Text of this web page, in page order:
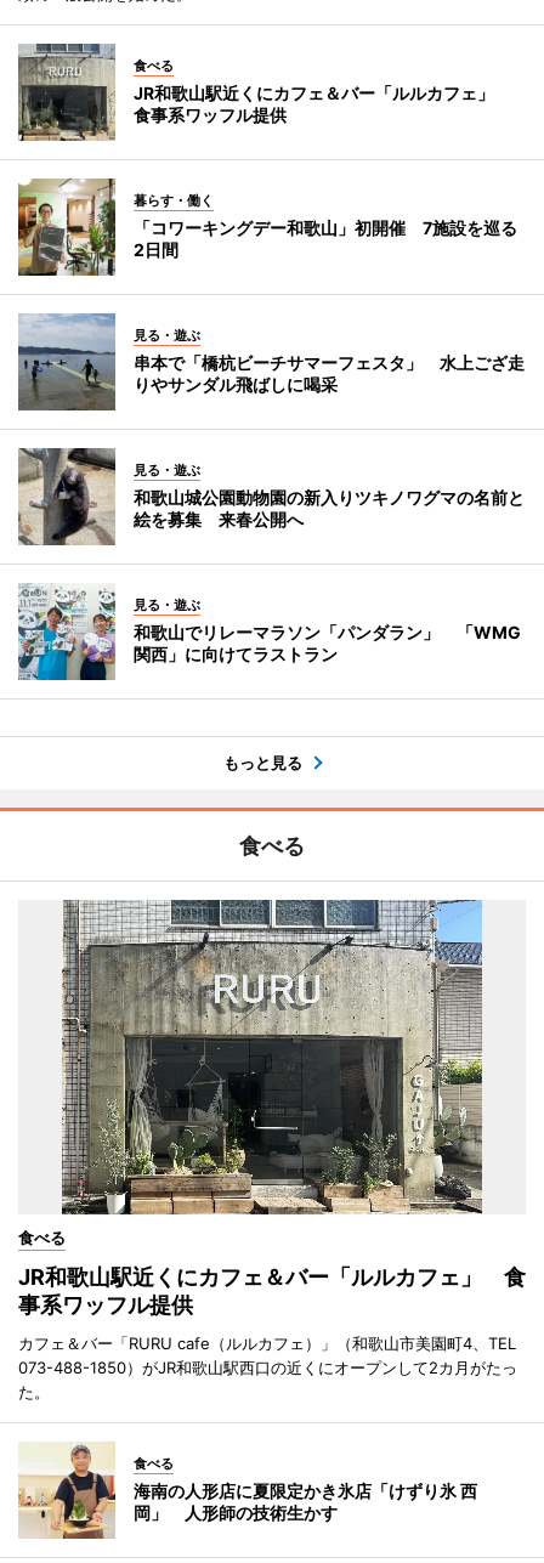
食べる
JR和歌山駅近くにカフェ＆バー「ルルカフェ」
食事系ワッフル提供
暮らす・働く
「コワーキングデー和歌山」初開催 7施設を巡る
2日間
見る・遊ぶ
串本で「橋杭ビーチサマーフェスタ」 水上ござ走
りやサンダル飛ばしに喝采
見る・遊ぶ
和歌山城公園動物園の新入りツキノワグマの名前と
絵を募集 来春公開へ
見る・遊ぶ
和歌山でリレーマラソン「パンダラン」 「WMG
関西」に向けてラストラン
もっと見る
食べる
食べる
JR和歌山駅近くにカフェ＆バー「ルルカフェ」 食
事系ワッフル提供
カフェ＆バー「RURU cafe（ルルカフェ）」（和歌山市美園町4、TEL
073-488-1850）がJR和歌山駅西口の近くにオープンして2カ月がたっ
た。
食べる
海南の人形店に夏限定かき氷店「けずり氷 西
岡」 人形師の技術生かす